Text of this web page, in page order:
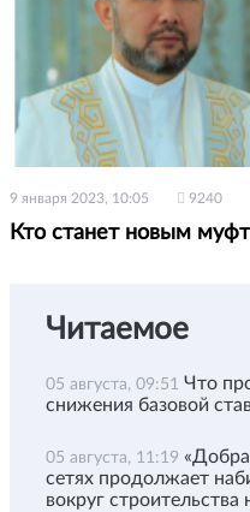
9 января 2023, 10:05 9240
Кто станет новым
Читаемое
05 августа, 09:51 Что
снижения базовой
05 августа, 11:19
сетях продолжает
вокруг